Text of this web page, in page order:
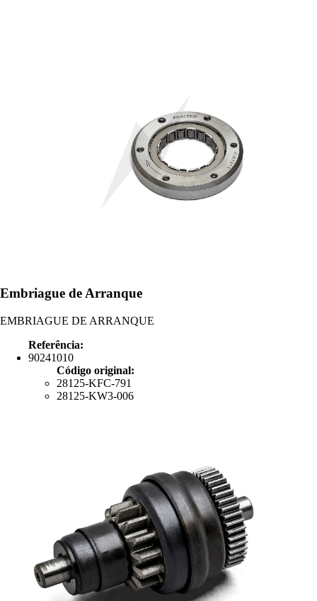
Embriague de Arranque
EMBRIAGUE DE ARRANQUE
Referência:
90241010
Código original:
28125-KFC-791
28125-KW3-006